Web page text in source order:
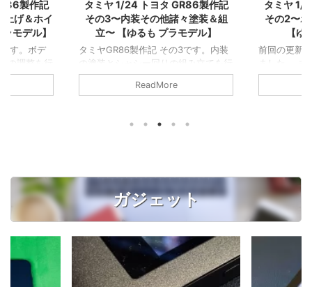
製作記
げ＆ホイ
モデル】
す。ボデ
の調整を行
ホイールか
タミヤ 1/24 トヨタ GR86製作記
その3〜内装その他諸々塗装＆組
立〜 【ゆるも プラモデル】
タミヤGR86製作記 その3です。内装
の塗装とシャシー回りの組み立てを行
いました。
ReadMore
タミヤ 1/
その2〜
【
前回の更新
ました。
ぞご了承く
と感じた「
た。 タミヤ
イトブルー
ーの「アイ
ガジェット